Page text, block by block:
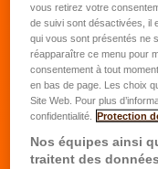
assurance
Prénom*
Nom*
vous retirez votre
de suivi sont désactivées, il
qui vous sont présentés ne
réapparaître ce menu pour
consentement à tout
en bas de page. Les choix
Site Web. Pour plus
confidentialité.
Protection
Nos équipes ainsi
traitent des